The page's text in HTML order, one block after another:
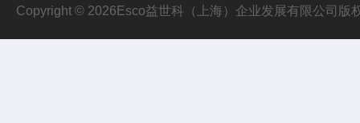
Copyright © 2026Esco益世科（上海）企业发展有限公司